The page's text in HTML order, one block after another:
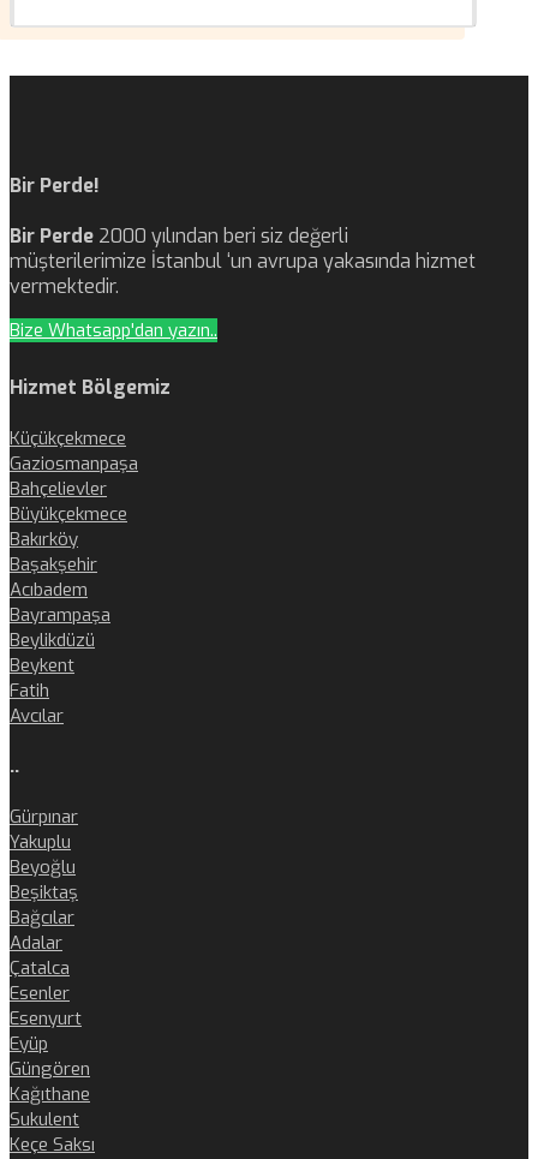
Bir Perde!
Bir Perde 2000 yılından beri siz değerli
müşterilerimize İstanbul ‘un avrupa yakasında hizmet
vermektedir.
Bize Whatsapp'dan yazın..
Hizmet Bölgemiz
Küçükçekmece
Gaziosmanpaşa
Bahçelievler
Büyükçekmece
Bakırköy
Başakşehir
Acıbadem
Bayrampaşa
Beylikdüzü
Beykent
Fatih
Avcılar
..
Gürpınar
Yakuplu
Beyoğlu
Beşiktaş
Bağcılar
Adalar
Çatalca
Esenler
Esenyurt
Eyüp
Güngören
Kağıthane
Sukulent
Keçe Saksı